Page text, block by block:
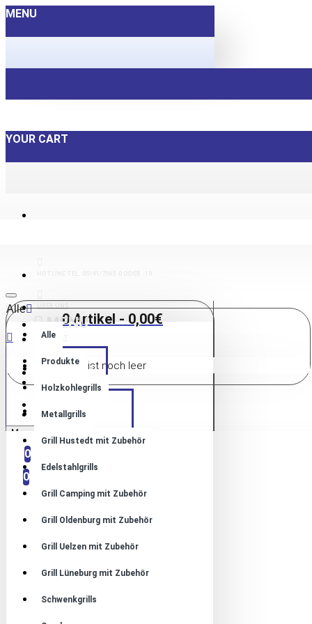
MENU
YOUR CART
KONTAKT
REGISTRIEREN
VERGLEICHEN
Alle
Alle
Produkte
Holzkohlegrills
Metallgrills
Grill Hustedt mit Zubehör
Edelstahlgrills
Grill Camping mit Zubehör
Grill Oldenburg mit Zubehör
Grill Uelzen mit Zubehör
Grill Lüneburg mit Zubehör
Schwenkgrills
0 Artikel - 0,00€
Warenkorb ist noch leer
MENU
HOME
PRODUKTE
Menu
0
0